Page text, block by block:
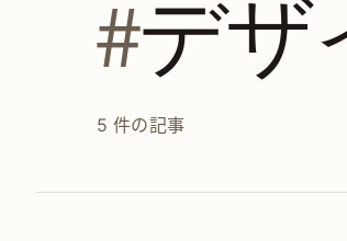
#デザ
5 件の記事